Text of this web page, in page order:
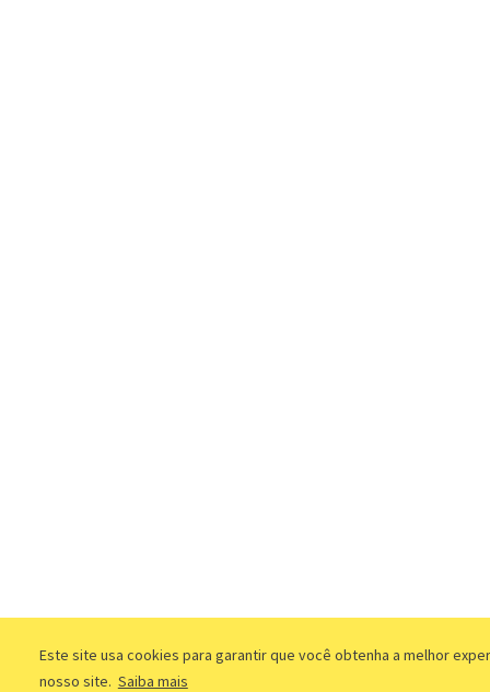
Este site usa cookies para garantir que você obtenha a melhor
nosso site. Saiba mais